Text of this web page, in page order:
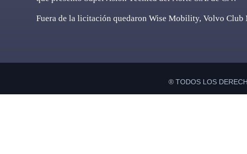
Fuera de la licitación quedaron Wise Mobility, Volvo Club
® TODOS LOS